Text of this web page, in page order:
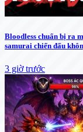
Bloodless chuẩn bị ra
samurai chiến đấu
3 giờ trước